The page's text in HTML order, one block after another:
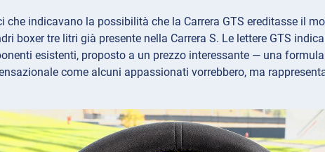
che indicavano la possibilità che la Carrera GTS ereditasse il
boxer tre litri già presente nella Carrera S. Le lettere GTS
esistenti, proposto a un prezzo interessante — una
come alcuni appassionati vorrebbero, ma